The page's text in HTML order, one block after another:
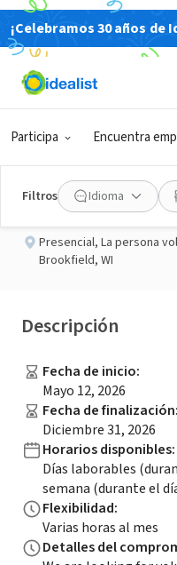
¡Celebramos 30 años de
Participa Encuentra
Filtros Idioma
EMPRESA SOCIAL /
Publicado hace 2 meses
Hospice
Badger Hospice
Presencial, La persona
Brookfield, WI
Descripción
Fecha de inicio:
Mayo 12, 2026
Fecha de finalización:
Diciembre 31, 2026
Horarios disponibles:
Días laborables
semana (durante el
Flexibilidad:
Varias horas al mes
Detalles del